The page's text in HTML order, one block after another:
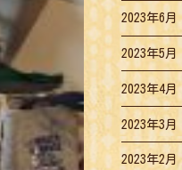
2023年6月
2023年5月
2023年4月
2023年3月
2023年2月